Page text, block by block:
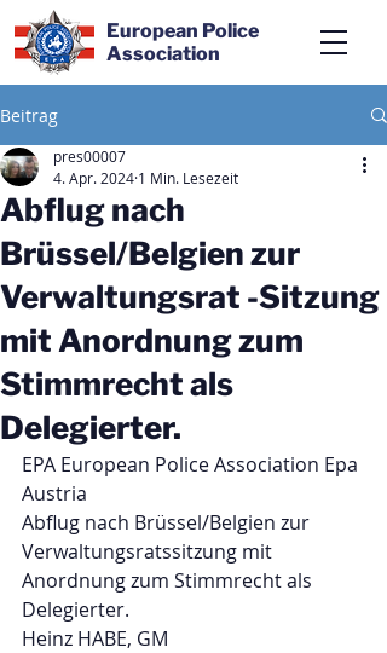
European Police
Association
Beitrag
Abflug nach
Brüssel/Belgien zur
Verwaltungsrat -Sitzung
mit Anordnung zum
Stimmrecht als
Delegierter.
pres00007
4. Apr. 2024 1 Min. Lesezeit
EPA European Police Association Epa
Austria
Abflug nach Brüssel/Belgien zur
Verwaltungsratssitzung mit
Anordnung zum Stimmrecht als
Delegierter.
Heinz HABE, GM